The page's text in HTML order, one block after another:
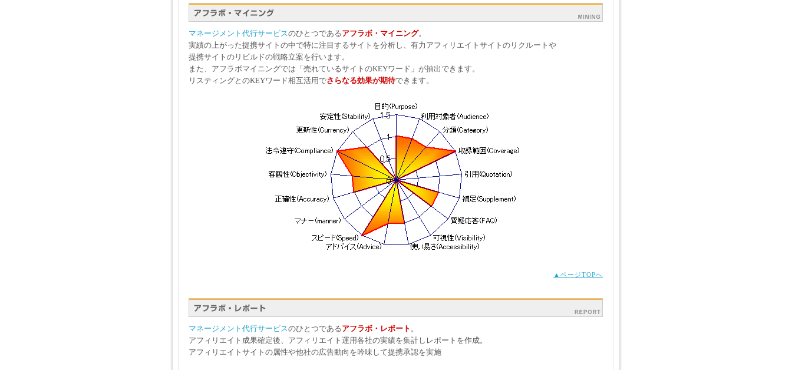
マネージメント代行サービスのひとつであるアフラボ・マイニング。
実績の上がった提携サイトの中で特に注目するサイトを分析し、有力アフィリエイトサイトのリクルートや
提携サイトのリビルドの戦略立案を行います。
また、アフラボマイニングでは「売れているサイトのKEYワード」が抽出できます。
リスティングとのKEYワード相互活用でさらなる効果が期待できます。
▲ページTOPへ
マネージメント代行サービスのひとつであるアフラボ・レポート 。
アフィリエイト成果確定後、アフィリエイト運用各社の実績を集計しレポートを作成。
アフィリエイトサイトの属性や他社の広告動向を吟味して提携承認を実施